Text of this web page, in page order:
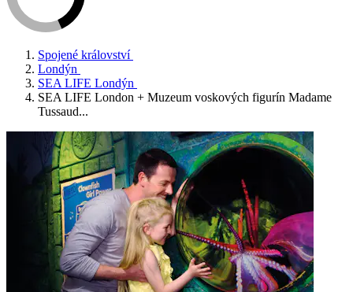
Spojené království
Londýn
SEA LIFE Londýn
SEA LIFE London + Muzeum voskových figurín Madame
Tussaud...